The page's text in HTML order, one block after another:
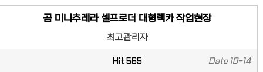
곰 미니추레라 셀프로더 대형렉카 작업현장
최고관리자
Hit 565 Date10-14